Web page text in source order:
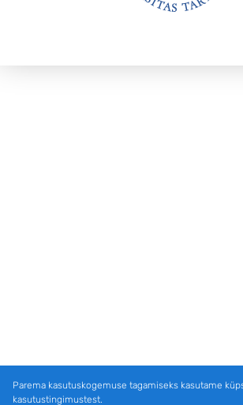
Parema kasutuskogemuse tagamiseks kasutame
kasutustingimustest.